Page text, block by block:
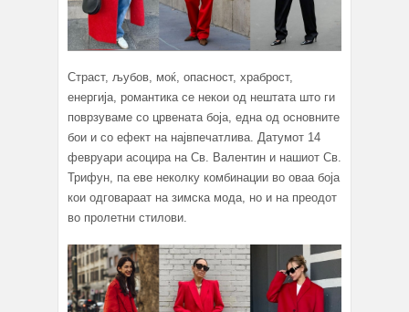
Страст, љубов, моќ, опасност, храброст,
енергија, романтика се некои од нештата што ги
поврзуваме со црвената боја, една од основните
бои и со ефект на највпечатлива. Датумот 14
февруари асоцира на Св. Валентин и нашиот Св.
Трифун, па еве неколку комбинации во оваа боја
кои одговараат на зимска мода, но и на преодот
во пролетни стилови.